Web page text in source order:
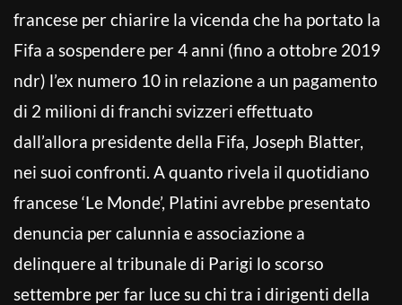
francese per chiarire la vicenda che ha portato la
Fifa a sospendere per 4 anni (fino a ottobre 2019
ndr) l’ex numero 10 in relazione a un pagamento
di 2 milioni di franchi svizzeri effettuato
dall’allora presidente della Fifa, Joseph Blatter,
nei suoi confronti. A quanto rivela il quotidiano
francese ‘Le Monde’, Platini avrebbe presentato
denuncia per calunnia e associazione a
delinquere al tribunale di Parigi lo scorso
settembre per far luce su chi tra i dirigenti della